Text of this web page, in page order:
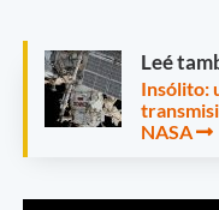
Leé
Insólito:
NASA